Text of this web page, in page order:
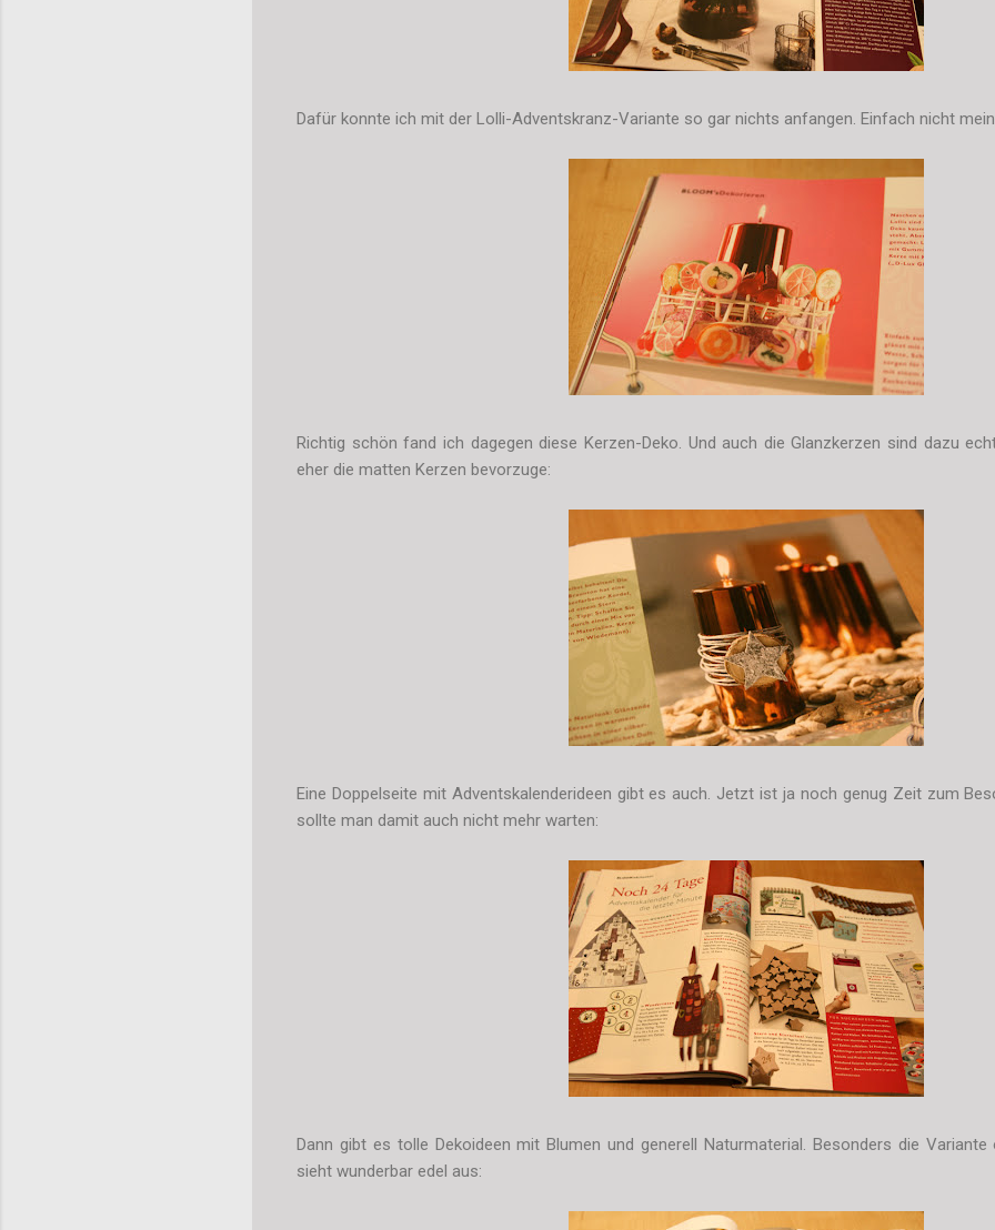
Dafür konnte ich mit der Lolli-Adventskranz-Variante so gar nichts anfangen. Einfach nicht mein
Richtig schön fand ich dagegen diese Kerzen-Deko. Und auch die Glanzkerzen sind dazu
eher die matten Kerzen bevorzuge:
Eine Doppelseite mit Adventskalenderideen gibt es auch. Jetzt ist ja noch genug Zeit zum
sollte man damit auch nicht mehr warten:
Dann gibt es tolle Dekoideen mit Blumen und generell Naturmaterial. Besonders die
sieht wunderbar edel aus: